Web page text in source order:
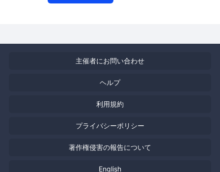
主催者にお問い合わせ
ヘルプ
利用規約
プライバシーポリシー
著作権侵害の報告について
English